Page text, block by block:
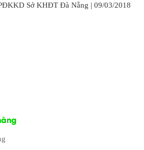
Sở KHĐT Đà Nẵng | 09/03/2018